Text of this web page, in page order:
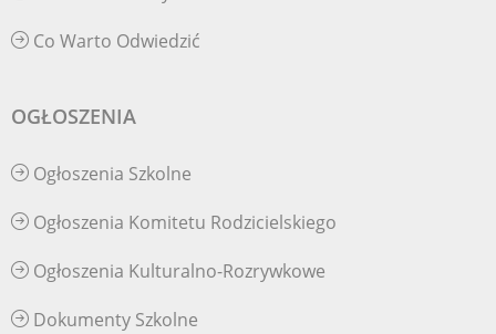
Co Warto Odwiedzić
OGŁOSZENIA
Ogłoszenia Szkolne
Ogłoszenia Komitetu Rodzicielskiego
Ogłoszenia Kulturalno-Rozrywkowe
Dokumenty Szkolne